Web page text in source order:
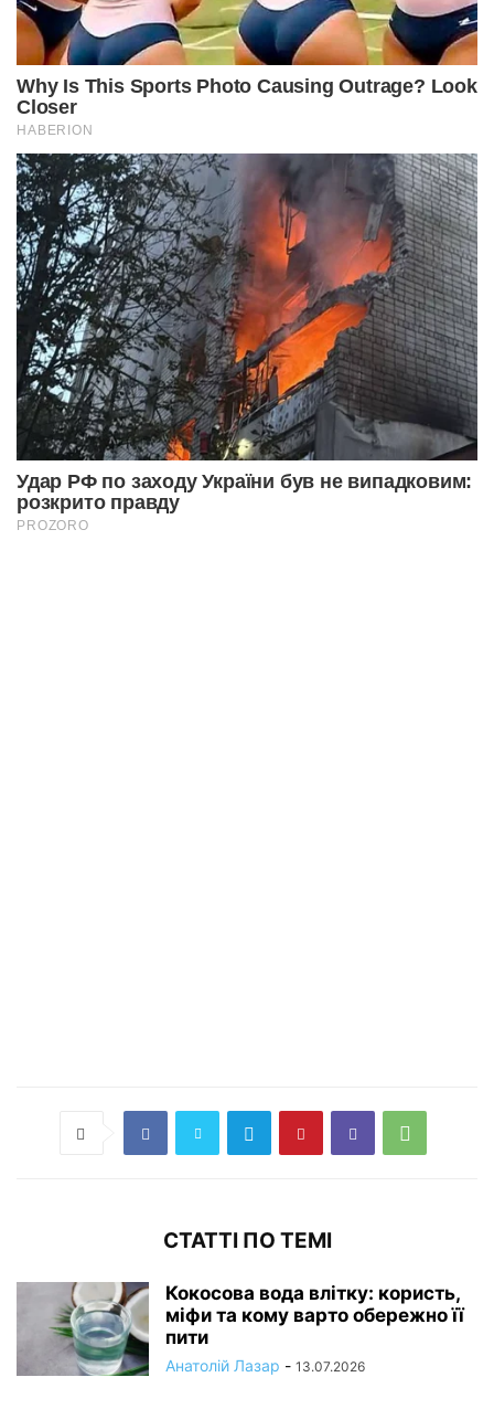
СТАТТІ ПО ТЕМІ
Кокосова вода влітку: користь,
міфи та кому варто обережно її
пити
Анатолій Лазар - 13.07.2026